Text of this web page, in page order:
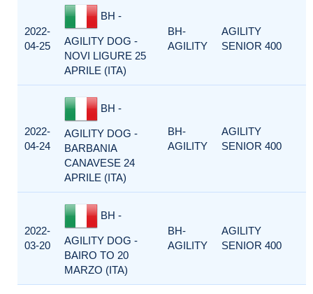
2022-
04-25
BH -
AGILITY DOG -
NOVI LIGURE 25
APRILE (ITA)
BH-
AGILITY
AGILITY
SENIOR 400
2022-
04-24
BH -
AGILITY DOG -
BARBANIA
CANAVESE 24
APRILE (ITA)
BH-
AGILITY
AGILITY
SENIOR 400
2022-
03-20
BH -
AGILITY DOG -
BAIRO TO 20
MARZO (ITA)
BH-
AGILITY
AGILITY
SENIOR 400